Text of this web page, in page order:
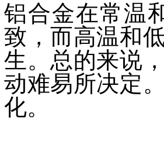
铝合金在常温
致，而高温和
生。总的来说
动难易所决定
化。